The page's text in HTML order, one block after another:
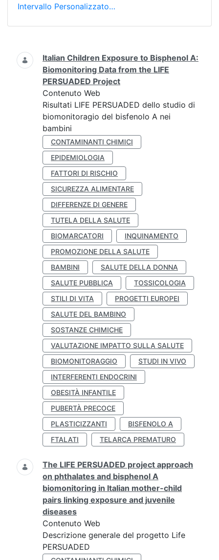
Intervallo Personalizzato…
Ricerca
Italian Children Exposure to Bisphenol A:
Biomonitoring Data from the LIFE
PERSUADED Project
Contenuto Web
Risultati LIFE PERSUADED dello studio di
biomonitoragio del bisfenolo A nei
bambini
CONTAMINANTI CHIMICI
EPIDEMIOLOGIA
FATTORI DI RISCHIO
SICUREZZA ALIMENTARE
DIFFERENZE DI GENERE
TUTELA DELLA SALUTE
BIOMARCATORI
INQUINAMENTO
PROMOZIONE DELLA SALUTE
BAMBINI
SALUTE DELLA DONNA
SALUTE PUBBLICA
TOSSICOLOGIA
STILI DI VITA
PROGETTI EUROPEI
SALUTE DEL BAMBINO
SOSTANZE CHIMICHE
VALUTAZIONE IMPATTO SULLA SALUTE
BIOMONITORAGGIO
STUDI IN VIVO
INTERFERENTI ENDOCRINI
OBESITÀ INFANTILE
PUBERTÀ PRECOCE
PLASTICIZZANTI
BISFENOLO A
FTALATI
TELARCA PREMATURO
The LIFE PERSUADED project approach
on phthalates and bisphenol A
biomonitoring in Italian mother-child
pairs linking exposure and juvenile
diseases
Contenuto Web
Descrizione generale del progetto Life
PERSUADED